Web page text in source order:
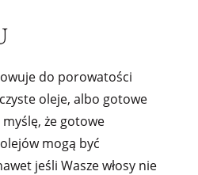
do porowatości
oleje, albo gotowe
myślę, że gotowe
mogą być
jeśli Wasze włosy nie